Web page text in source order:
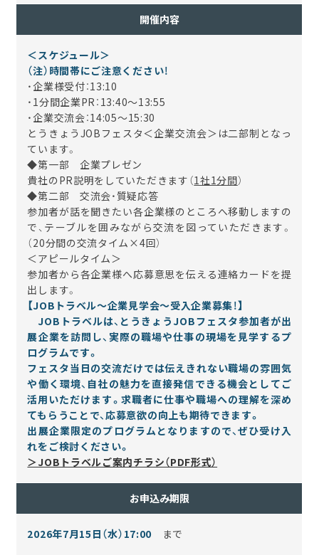
開催内容
＜スケジュール＞
（注）時間帯にご注意ください！
・企業様受付：13:10
・1分間企業PR： 13:40～13:55
・企業交流会：14:05～15:30
とうきょうJOBフェスタ＜企業交流会＞は二部制となっ
ています。
◆第一部 企業プレゼン
貴社のPR説明をしていただきます（1社1分間）
◆第二部 交流会・質疑応答
参加者が話を聞きたい各企業様のところへ移動しますの
で、テーブルを囲みながら交流を図っていただきます。
（20分間の交流タイム×4回）
＜アピールタイム＞
参加者から各企業様へ応募意思を伝える連絡カードを提
出します。
【JOBトラベル～企業見学会～受入企業募集！】
JOBトラベルは、とうきょうJOBフェスタ参加者が出
展企業を訪問し、実際の職場や仕事の現場を見学するプ
ログラムです。
フェスタ当日の交流だけでは伝えきれない職場の雰囲気
や働く環境、自社の魅力を直接発信できる機会としてご
活用いただけます。求職者に仕事や職場への理解を深め
てもらうことで、応募意欲の向上も期待できます。
出展企業限定のプログラムとなりますので、ぜひ受け入
れをご検討ください。
＞JOBトラベルご案内チラシ（PDF形式）
お申込み期限
2026年7月15日（水） 17:00 まで